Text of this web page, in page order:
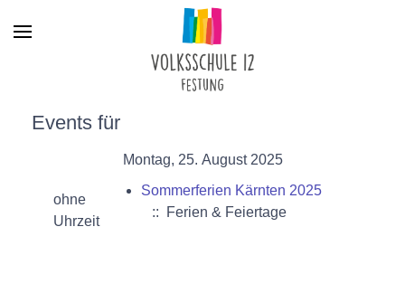
Events für
Montag, 25. August 2025
ohne
Uhrzeit
Sommerferien Kärnten 2025
:: Ferien & Feiertage